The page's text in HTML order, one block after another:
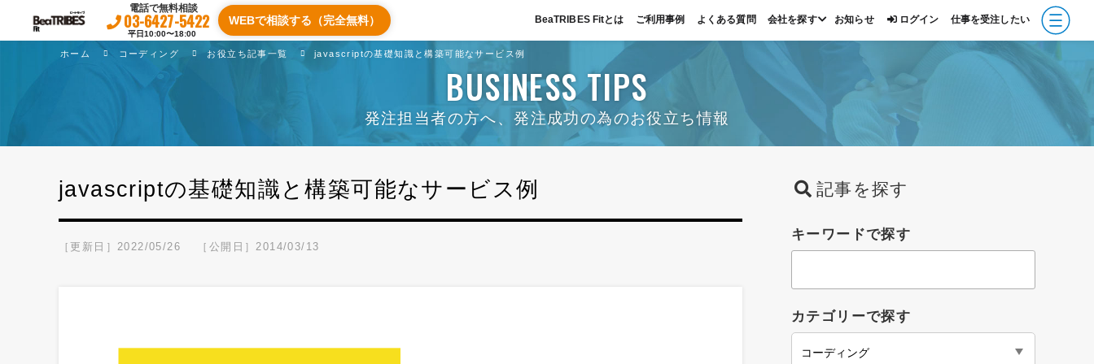
電話で無料相談
03-6427-5422
平日10:00〜18:00
WEBで相談する（完全無料） BeaTRIBES Fitとは ご利用事例 よくある質問 会社を探す お知らせ ログイン 仕事を受注したい
ホーム コーディング お役立ち記事一覧 javascriptの基礎知識と構築可能なサービス例
BUSINESS TIPS
発注担当者の方へ、発注成功の為のお役立ち情報
javascriptの基礎知識と構築可能なサービス例
［更新日］2022/05/26 ［公開日］2014/03/13
記事を探す
キーワードで探す
カテゴリーで探す